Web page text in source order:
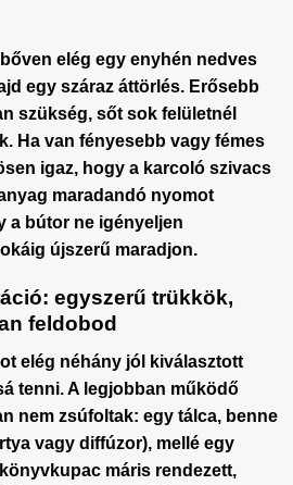
elég egy enyhén nedves
egy száraz áttörlés. Erősebb
szükség, sőt sok felületnél
Ha van fényesebb vagy fémes
igaz, hogy a karcoló szivacs
maradandó nyomot
a bútor ne igényeljen
újszerű maradjon.
egyszerű trükkök,
feldobod
elég néhány jól kiválasztott
tenni. A legjobban működő
nem zsúfoltak: egy tálca, benne
vagy diffúzor), mellé egy
máris rendezett,